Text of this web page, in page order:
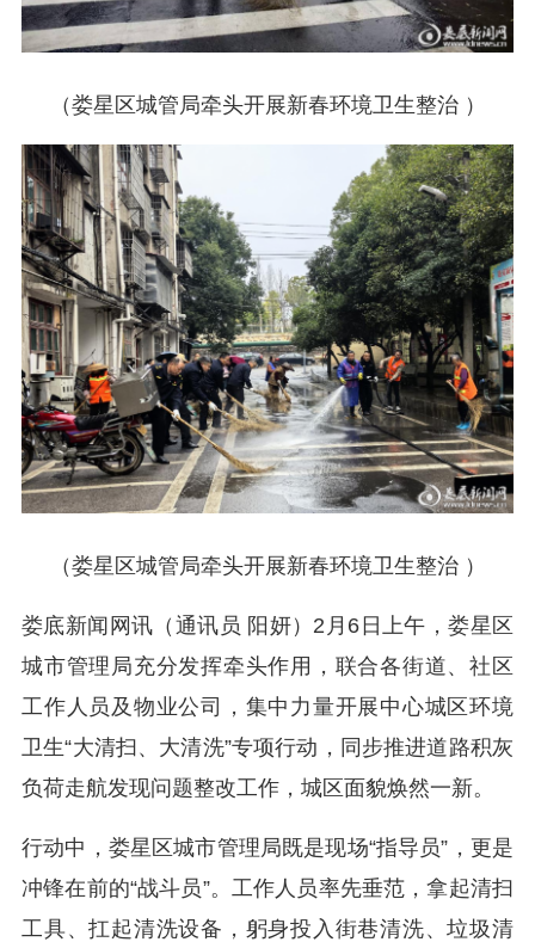
（娄星区城管局牵头开展新春环境卫生整治 ）
（娄星区城管局牵头开展新春环境卫生整治 ）
娄底新闻网讯（通讯员 阳妍）2月6日上午，娄星区
城市管理局充分发挥牵头作用，联合各街道、社区
工作人员及物业公司，集中力量开展中心城区环境
卫生“大清扫、大清洗”专项行动，同步推进道路积灰
负荷走航发现问题整改工作，城区面貌焕然一新。
行动中，娄星区城市管理局既是现场“指导员”，更是
冲锋在前的“战斗员”。工作人员率先垂范，拿起清扫
工具、扛起清洗设备，躬身投入街巷清洗、垃圾清